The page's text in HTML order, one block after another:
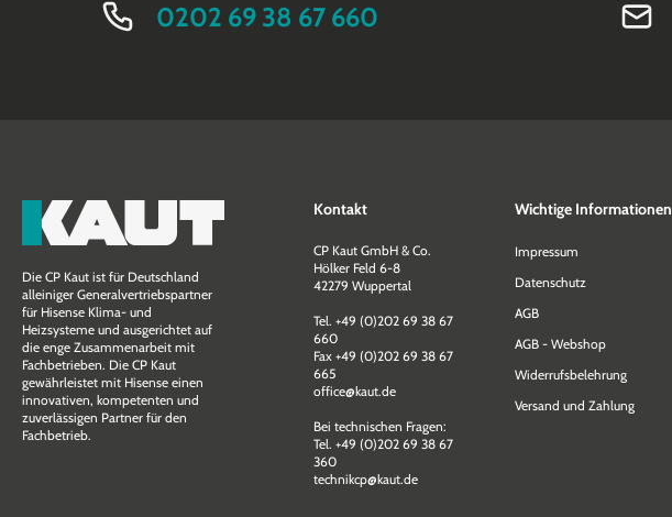
0202 69 38 67 660
Die CP Kaut ist für Deutschland
alleiniger Generalvertriebspartner
für Hisense Klima- und
Heizsysteme und ausgerichtet auf
die enge Zusammen­arbeit mit
Fachbetrieben. Die CP Kaut
gewährleistet mit Hisense einen
innovativen, kompetenten und
zuverlässigen Partner für den
Fachbetrieb.
Kontakt
CP Kaut GmbH & Co.
Hölker Feld 6-8
42279 Wuppertal
Tel. +49 (0)202 69 38 67
660
Fax +49 (0)202 69 38 67
665
office@kaut.de
Bei technischen Fragen:
Tel. +49 (0)202 69 38 67
360
technikcp@kaut.de
Wichtige Informationen
Impressum
Datenschutz
AGB
AGB - Webshop
Widerrufsbelehrung
Versand und Zahlung